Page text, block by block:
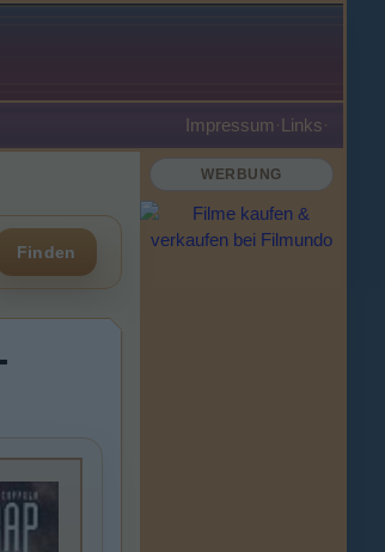
Impressum ·Links·
Finden
WERBUNG